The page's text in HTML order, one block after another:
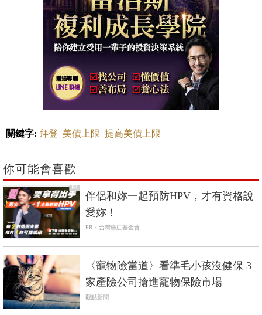
關鍵字: 拜登 美債上限 提高美債上限
你可能會喜歡
PR
伴侶和妳一起預防HPV，才有資格說
愛妳！
PR・台灣癌症基金會
〈寵物險當道〉看準毛小孩沒健保 3
家產險公司搶進寵物保險市場
觀點新聞